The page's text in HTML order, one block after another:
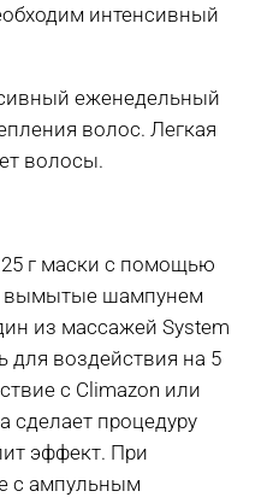
интенсивный
еженедельный
волос. Легкая
волосы.
г маски с помощью
вымытые шампунем
из массажей System
для воздействия на 5
с Climazon или
сделает процедуру
эффект. При
с ампульным